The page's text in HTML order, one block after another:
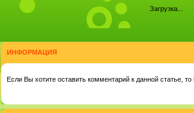
Загрузка...
ИНФОРМАЦИЯ
Eсли Вы хотите оставить комментарий к данной статье,